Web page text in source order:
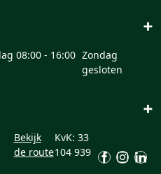
+
08:00 - 16:00 Zondag
gesloten
+
Bekijk
de route
KvK: 33
104 939